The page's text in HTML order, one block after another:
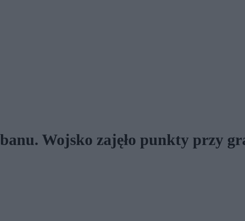
Wojsko zajęło punkty przy